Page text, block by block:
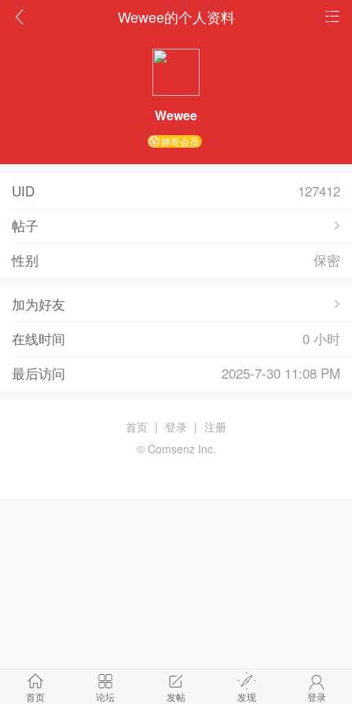
Wewee的个人资料
Wewee
帅哥会员
UID
127412
帖子
性别
保密
加为好友
在线时间
0 小时
最后访问
2025-7-30 11:08 PM
首页 论坛 发帖 发现 登录
首页 | 登录 | 注册
© Comsenz Inc.